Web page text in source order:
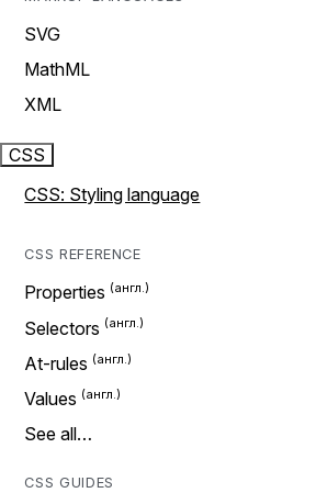
SVG
MathML
XML
CSS
CSS: Styling language
CSS REFERENCE
Properties
Selectors
At-rules
Values
See all…
CSS GUIDES